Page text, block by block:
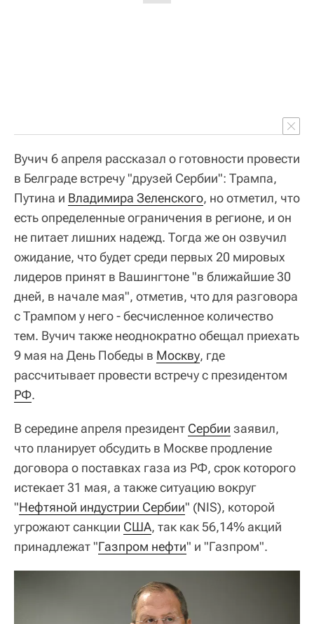
Вучич 6 апреля рассказал о готовности провести
в Белграде встречу "друзей Сербии": Трампа,
Путина и Владимира Зеленского, но отметил, что
есть определенные ограничения в регионе, и он
не питает лишних надежд. Тогда же он озвучил
ожидание, что будет среди первых 20 мировых
лидеров принят в Вашингтоне "в ближайшие 30
дней, в начале мая", отметив, что для разговора
с Трампом у него - бесчисленное количество
тем. Вучич также неоднократно обещал приехать
9 мая на День Победы в Москву, где
рассчитывает провести встречу с президентом
РФ.
В середине апреля президент Сербии заявил,
что планирует обсудить в Москве продление
договора о поставках газа из РФ, срок которого
истекает 31 мая, а также ситуацию вокруг
"Нефтяной индустрии Сербии" (NIS), которой
угрожают санкции США, так как 56,14% акций
принадлежат "Газпром нефти" и "Газпром".